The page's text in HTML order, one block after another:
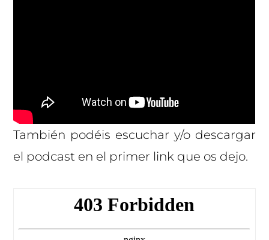
También podéis escuchar y/o descargar
el podcast en el primer link que os dejo.